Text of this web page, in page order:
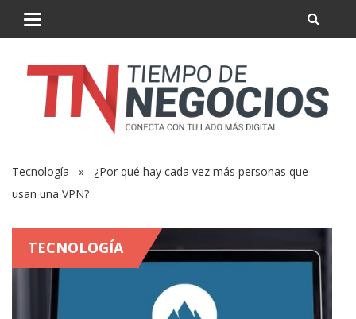
Tecnología » ¿Por qué hay cada vez más personas que
usan una VPN?
TECNOLOGÍA